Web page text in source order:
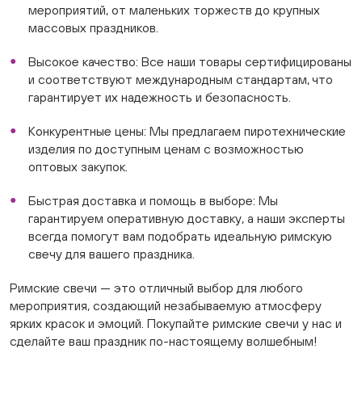
мероприятий, от маленьких торжеств до крупных
массовых праздников.
Высокое качество: Все наши товары сертифицированы
и соответствуют международным стандартам, что
гарантирует их надежность и безопасность.
Конкурентные цены: Мы предлагаем пиротехнические
изделия по доступным ценам с возможностью
оптовых закупок.
Быстрая доставка и помощь в выборе: Мы
гарантируем оперативную доставку, а наши эксперты
всегда помогут вам подобрать идеальную римскую
свечу для вашего праздника.
Римские свечи — это отличный выбор для любого
мероприятия, создающий незабываемую атмосферу
ярких красок и эмоций. Покупайте римские свечи у нас и
сделайте ваш праздник по-настоящему волшебным!